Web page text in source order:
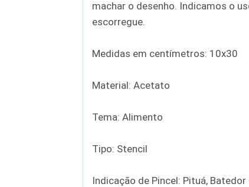
machar o desenho. Indicamos o
escorregue.
Medidas em centímetros: 10x30
Material: Acetato
Tema: Alimento
Tipo: Stencil
Indicação de Pincel: Pituá,